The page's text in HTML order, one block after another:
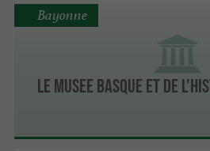
LE MUSEE BASQUE ET DE
Bayonne